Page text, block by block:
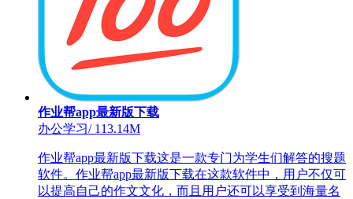
作业帮app最新版下载
办公学习/113.14M
作业帮app最新版下载这是一款专门为学生们解答的搜题
软件。作业帮app最新版下载在这款软件中，用户不仅可
以提高自己的作文文化，而且用户还可以享受到海量名